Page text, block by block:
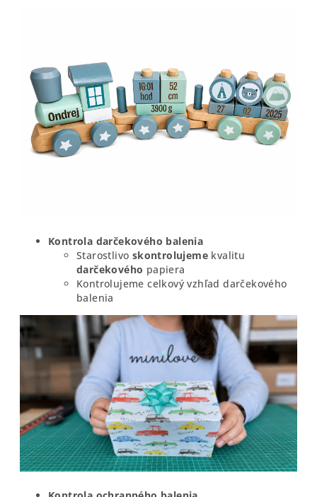
Kontrola darčekového balenia
Starostlivo skontrolujeme kvalitu
darčekového papiera
Kontrolujeme celkový vzhľad darčekového
balenia